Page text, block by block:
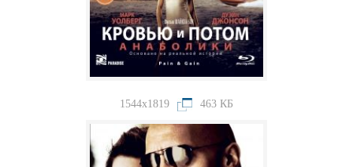
1544x1819 463 КБ